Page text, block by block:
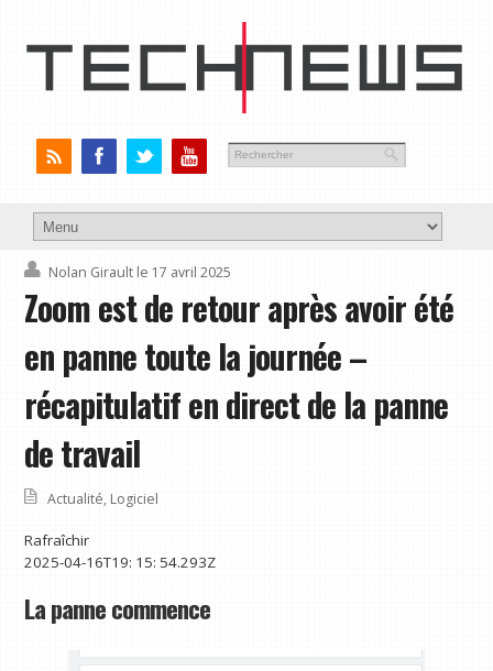
Nolan Girault le 17 avril 2025
Zoom est de retour après avoir été
en panne toute la journée –
récapitulatif en direct de la panne
de travail
Actualité, Logiciel
Rafraîchir
2025-04-16T19: 15: 54.293Z
La panne commence